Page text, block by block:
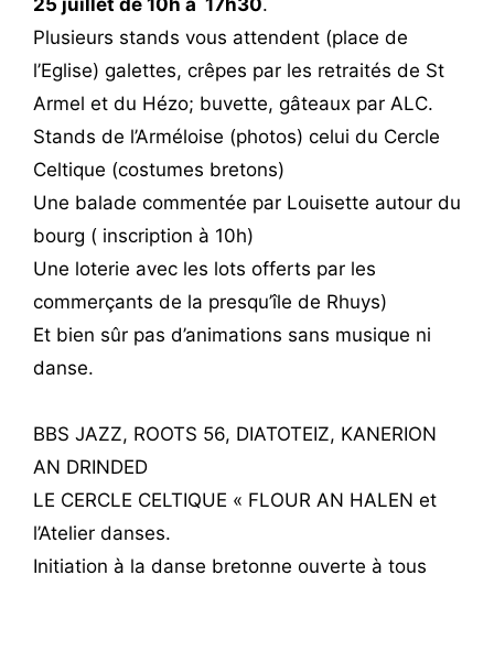
25 juillet de 10h à 17h30.
Plusieurs stands vous attendent (place de
l’Eglise) galettes, crêpes par les retraités de St
Armel et du Hézo; buvette, gâteaux par ALC.
Stands de l’Arméloise (photos) celui du Cercle
Celtique (costumes bretons)
Une balade commentée par Louisette autour du
bourg ( inscription à 10h)
Une loterie avec les lots offerts par les
commerçants de la presqu’île de Rhuys)
Et bien sûr pas d’animations sans musique ni
danse.
BBS JAZZ, ROOTS 56, DIATOTEIZ, KANERION
AN DRINDED
LE CERCLE CELTIQUE « FLOUR AN HALEN et
l’Atelier danses.
Initiation à la danse bretonne ouverte à tous